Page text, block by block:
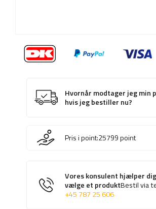
Hvornår modtager jeg min
hvis jeg bestiller nu?
Pris i point:25799point
Vores konsulent hjælper
vælge et produktBestil via
+45 787 25 606